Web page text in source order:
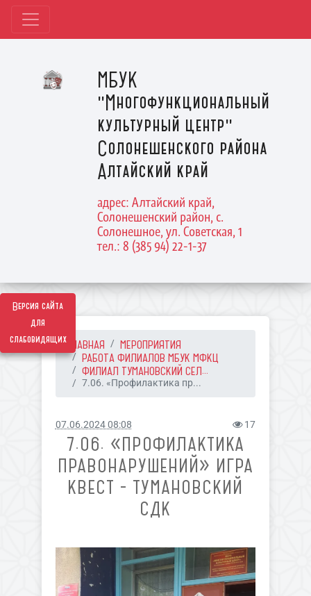
Версия сайта
для
слабовидящих
МБУК
"Многофункциональный
культурный центр"
Солонешенского района
Алтайский край
адрес: Алтайский край,
Солонешенский район, с.
Солонешное, ул. Советская, 1
тел.: 8 (385 94) 22-1-37
ГЛАВНАЯ
МЕРОПРИЯТИЯ
РАБОТА ФИЛИАЛОВ МБУК МФКЦ
ФИЛИАЛ ТУМАНОВСКИЙ СЕЛ...
7.06. «Профилактика пр...
07.06.2024 08:08 17
7.06. «ПРОФИЛАКТИКА
ПРАВОНАРУШЕНИЙ» ИГРА
КВЕСТ - ТУМАНОВСКИЙ
СДК